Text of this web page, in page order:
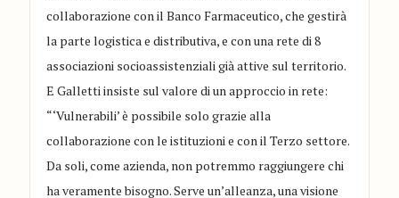
collaborazione con il Banco Farmaceutico, che gestirà
la parte logistica e distributiva, e con una rete di 8
associazioni socioassistenziali già attive sul territorio.
E Galletti insiste sul valore di un approccio in rete:
“‘Vulnerabili’ è possibile solo grazie alla
collaborazione con le istituzioni e con il Terzo settore.
Da soli, come azienda, non potremmo raggiungere chi
ha veramente bisogno. Serve un’alleanza, una visione